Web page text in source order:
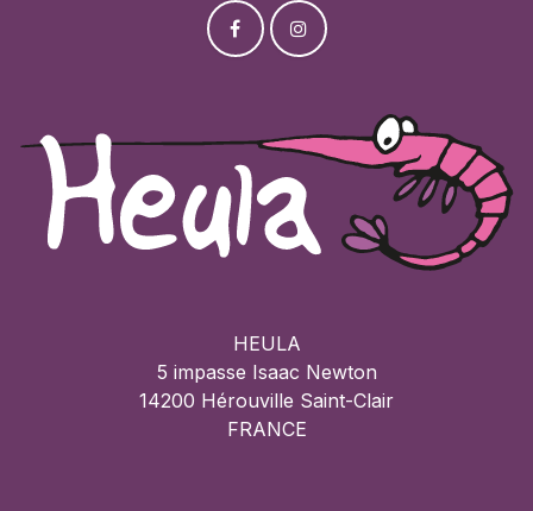
HEULA
5 impasse Isaac Newton
14200 Hérouville Saint-Clair
FRANCE